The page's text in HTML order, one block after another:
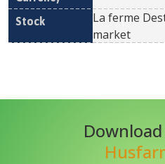
La ferme
market